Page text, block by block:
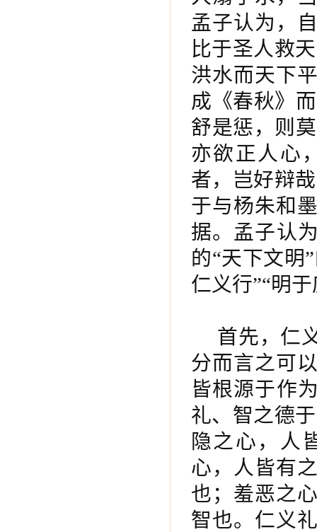
孟子认为，
比于圣人救
洪水而天下
成《春秋》
舒是惩，则
亦欲正人心
者，岂好辩
于与杨朱和
据。孟子认
的“天下文明
仁义行”“明
首先，仁
分而言之可
皆根源于作
礼、智之德
隐之心，人
心，人皆有
也；羞恶之
智也。仁义